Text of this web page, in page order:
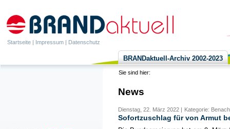
Startseite | Impressum | Datenschutz
BRANDaktuell-Archiv 2002-2023
Sie sind hier:
News
Dienstag, 22. März 2022 | Kategorie:
Sofortzuschlag für von Armut